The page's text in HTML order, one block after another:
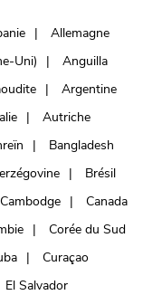
Allemagne
Uni)
Anguilla
Argentine
Autriche
Bangladesh
Brésil
Cambodge
Canada
Corée du Sud
Curaçao
El Salvador